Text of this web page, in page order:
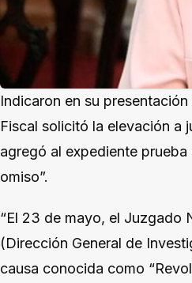
Indicaron en su
Fiscal solicitó la elevación a
agregó al expediente
omiso”.
“El 23 de mayo, el Juzgado
(Dirección General de
causa conocida como